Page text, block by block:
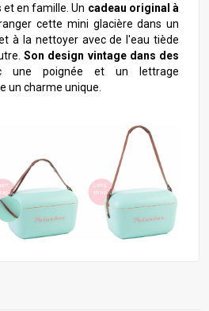
et en famille. Un cadeau original à
cette mini glacière dans un
à la nettoyer avec de l'eau tiède
Son design vintage dans des
une poignée et un lettrage
un charme unique.